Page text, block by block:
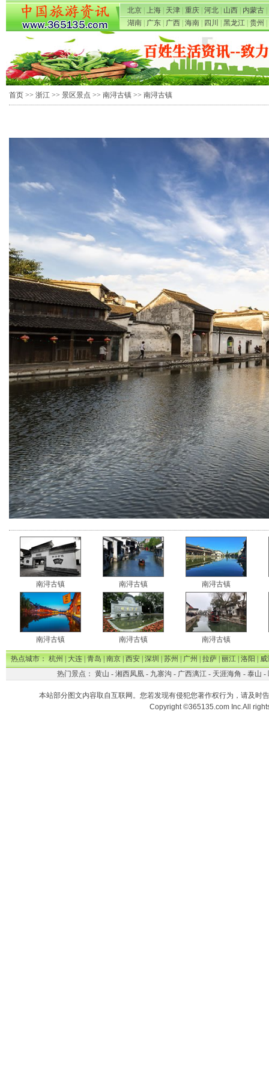
北京 上海 天津 重庆 河北 山西 内蒙古
湖南
广东 广西 海南 四川 黑龙江 贵州
首页 >> 浙江 >> 景区景点 >> 南浔古镇 >> 南浔古镇
南浔古镇 南浔古镇 南浔古镇
南浔古镇 南浔古镇 南浔古镇
热点城市：杭州|大连|青岛|南京|西安|深圳|苏州|广州|拉萨|丽江|洛阳|威
热门景点： 黄山 - 湘西凤凰- 九寨沟 - 广西漓江- 天涯海角 - 泰山 -
本站部分图文内容取自互联网。您若发现有侵犯您著作权行为，请及时
Copyright ©365135.com Inc.All